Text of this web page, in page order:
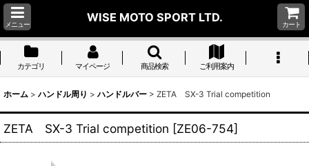
メニュー
WISE MOTO SPORT LTD.
カート
カテゴリ マイページ 商品検索 ご利用案内
ホーム > ハンドル周り > ハンドルバー > ZETA SX-3 Trial competition
ZETA SX-3 Trial competition [ZE06-754]